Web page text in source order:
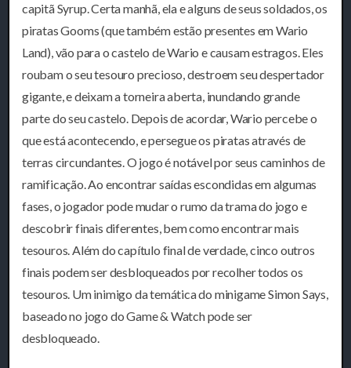
capitã Syrup. Certa manhã, ela e alguns de seus soldados, os
piratas Gooms (que também estão presentes em Wario
Land), vão para o castelo de Wario e causam estragos. Eles
roubam o seu tesouro precioso, destroem seu despertador
gigante, e deixam a torneira aberta, inundando grande
parte do seu castelo. Depois de acordar, Wario percebe o
que está acontecendo, e persegue os piratas através de
terras circundantes. O jogo é notável por seus caminhos de
ramificação. Ao encontrar saídas escondidas em algumas
fases, o jogador pode mudar o rumo da trama do jogo e
descobrir finais diferentes, bem como encontrar mais
tesouros. Além do capítulo final de verdade, cinco outros
finais podem ser desbloqueados por recolher todos os
tesouros. Um inimigo da temática do minigame Simon Says,
baseado no jogo do Game & Watch pode ser
desbloqueado.